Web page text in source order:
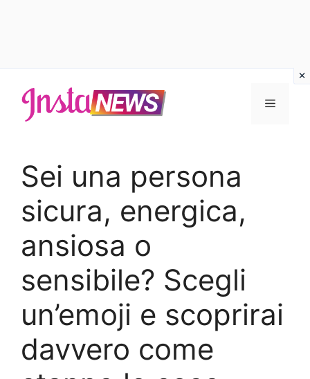
contenuto
Menu
Sei una persona
sicura, energica,
ansiosa o
sensibile? Scegli
un’emoji e scoprirai
davvero come